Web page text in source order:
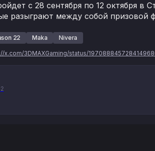
с 28 сентября по 12 октября
разыграют между собой призовой
22 Maka Nivera
x.com/3DMAXGaming/status/